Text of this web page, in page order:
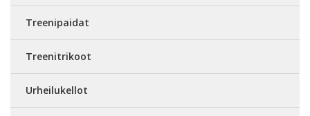
Treenipaidat
Treenitrikoot
Urheilukellot